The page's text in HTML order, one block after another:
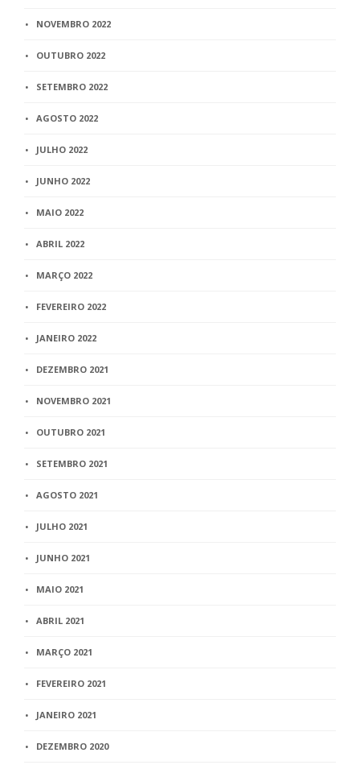
NOVEMBRO 2022
OUTUBRO 2022
SETEMBRO 2022
AGOSTO 2022
JULHO 2022
JUNHO 2022
MAIO 2022
ABRIL 2022
MARÇO 2022
FEVEREIRO 2022
JANEIRO 2022
DEZEMBRO 2021
NOVEMBRO 2021
OUTUBRO 2021
SETEMBRO 2021
AGOSTO 2021
JULHO 2021
JUNHO 2021
MAIO 2021
ABRIL 2021
MARÇO 2021
FEVEREIRO 2021
JANEIRO 2021
DEZEMBRO 2020